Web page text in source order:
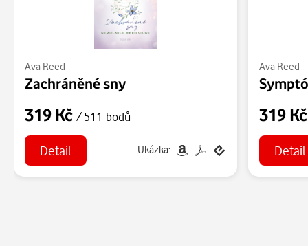
Ava Reed
Zachráněné sny
319 Kč / 511 bodů
Detail Ukázka:
Ava Reed
319
Detail